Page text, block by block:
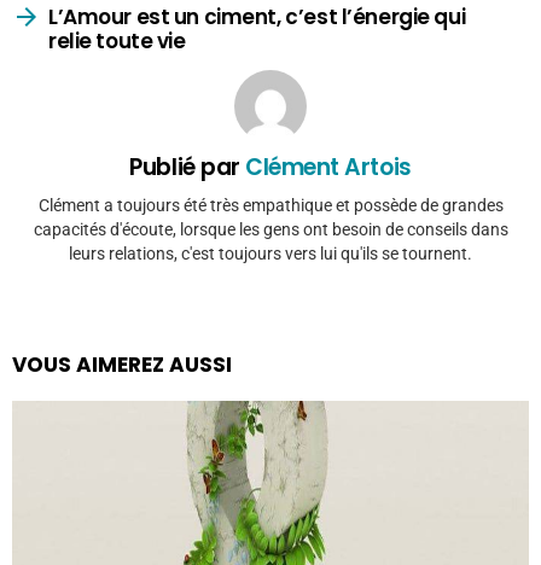
L’Amour est un ciment, c’est l’énergie qui
relie toute vie
Publié par Clément Artois
Clément a toujours été très empathique et possède de grandes
capacités d'écoute, lorsque les gens ont besoin de conseils dans
leurs relations, c'est toujours vers lui qu'ils se tournent.
VOUS AIMEREZ AUSSI